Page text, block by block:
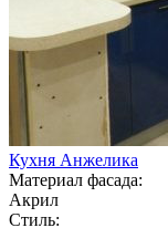
Кухня Анжелика
Материал фасада:
Акрил
Стиль: